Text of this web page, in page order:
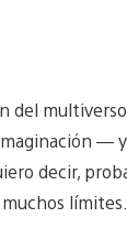
del
—
decir,